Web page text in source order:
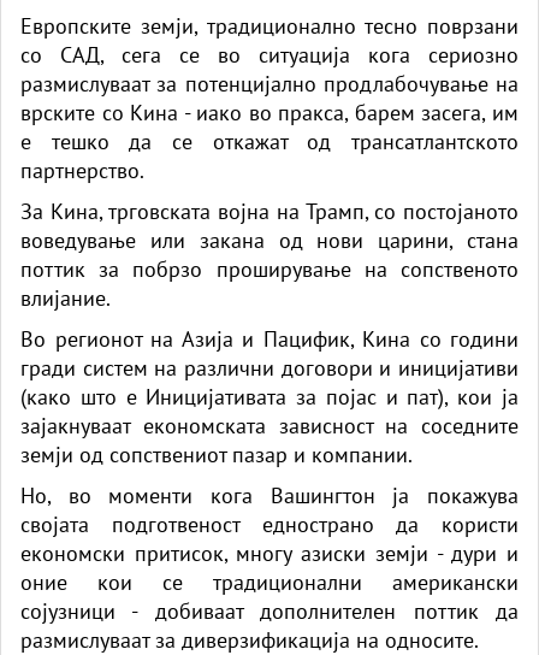
Европските земји, традиционално тесно поврзани
со САД, сега се во ситуација кога сериозно
размислуваат за потенцијално продлабочување на
врските со Кина - иако во пракса, барем засега, им
е тешко да се откажат од трансатлантското
партнерство.
За Кина, трговската војна на Трамп, со постојаното
воведување или закана од нови царини, стана
поттик за побрзо проширување на сопственото
влијание.
Во регионот на Азија и Пацифик, Кина со години
гради систем на различни договори и иницијативи
(како што е Иницијативата за појас и пат), кои ја
зајакнуваат економската зависност на соседните
земји од сопствениот пазар и компании.
Но, во моменти кога Вашингтон ја покажува
својата подготвеност еднострано да користи
економски притисок, многу азиски земји - дури и
оние кои се традиционални американски
сојузници - добиваат дополнителен поттик да
размислуваат за диверзификација на односите.